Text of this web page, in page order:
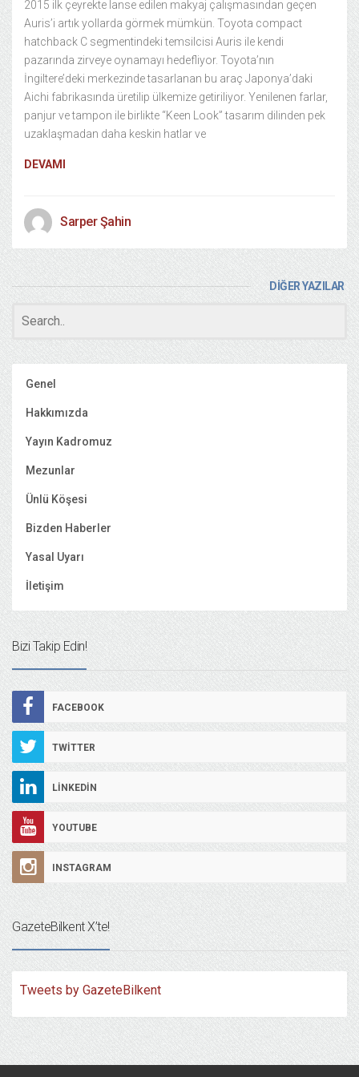
2015 ilk çeyrekte lanse edilen makyaj çalışmasından geçen
Auris’i artık yollarda görmek mümkün. Toyota compact
hatchback C segmentindeki temsilcisi Auris ile kendi
pazarında zirveye oynamayı hedefliyor. Toyota’nın
İngiltere’deki merkezinde tasarlanan bu araç Japonya’daki
Aichi fabrikasında üretilip ülkemize getiriliyor. Yenilenen farlar,
panjur ve tampon ile birlikte “Keen Look” tasarım dilinden pek
uzaklaşmadan daha keskin hatlar ve
DEVAMI
Sarper Şahin
DİĞER YAZILAR
Genel
Hakkımızda
Yayın Kadromuz
Mezunlar
Ünlü Köşesi
Bizden Haberler
Yasal Uyarı
İletişim
Bizi Takip Edin!
FACEBOOK
TWITTER
LINKEDIN
YOUTUBE
INSTAGRAM
GazeteBilkent X’te!
Tweets by GazeteBilkent